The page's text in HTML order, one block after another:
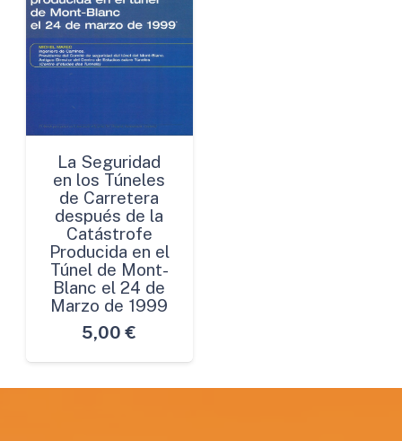
La Seguridad
en los Túneles
de Carretera
después de la
Catástrofe
Producida en el
Túnel de Mont-
Blanc el 24 de
Marzo de 1999
5,00 €